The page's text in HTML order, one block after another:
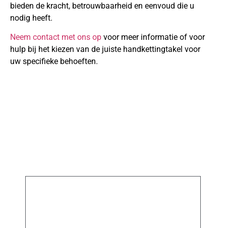
bieden de kracht, betrouwbaarheid en eenvoud die u
nodig heeft.
Neem contact met ons op voor meer informatie of voor
hulp bij het kiezen van de juiste handkettingtakel voor
uw specifieke behoeften.